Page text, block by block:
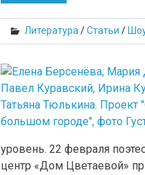
Литература /Статьи /
уровень. 22 февраля
центр «Дом Цветаевой»